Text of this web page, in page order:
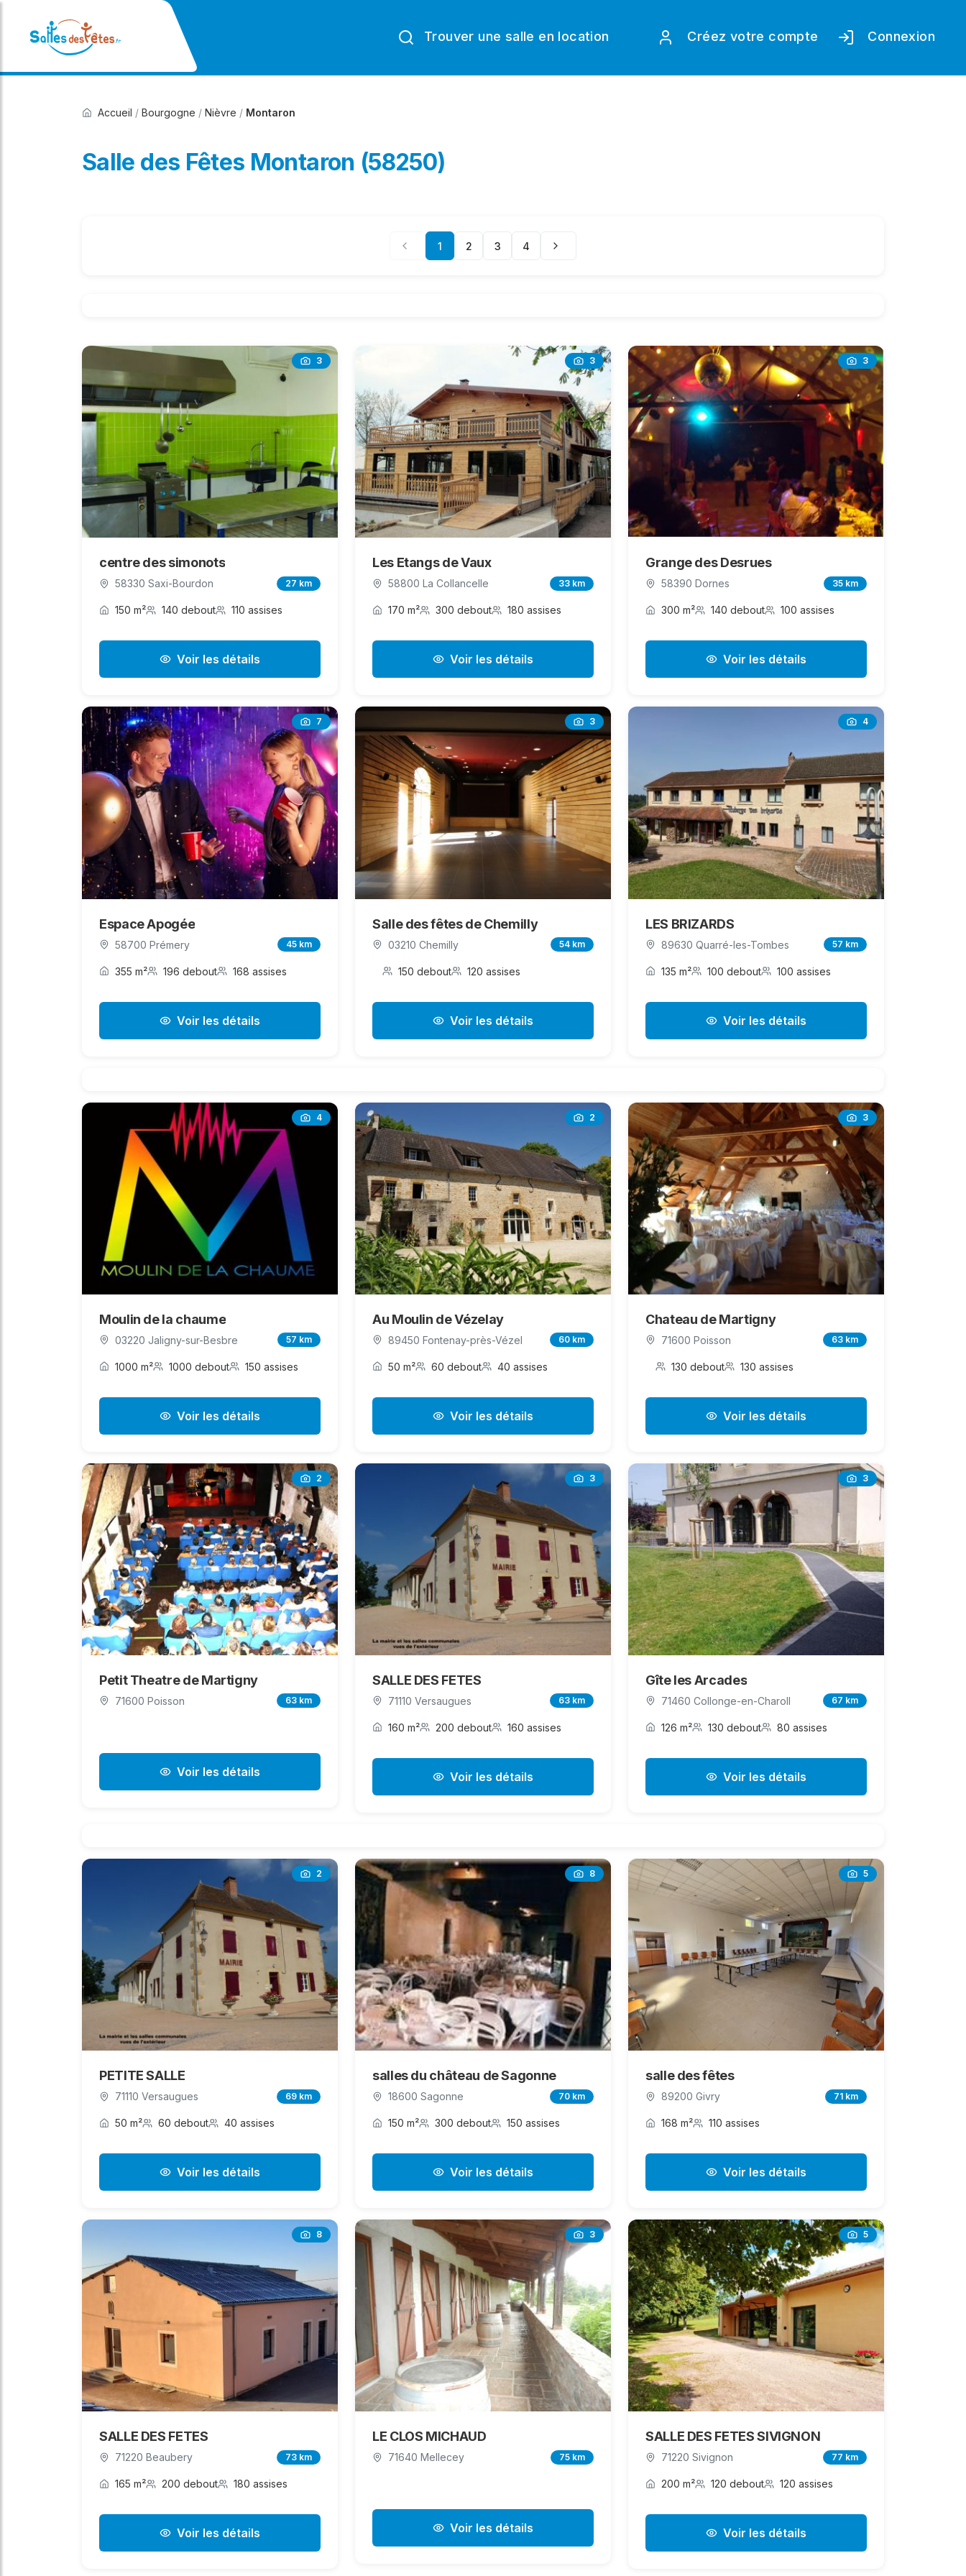
Trouver une salle en location Créez votre compte Connexion
Accueil / Bourgogne / Nièvre / Montaron
Salle des Fêtes Montaron (58250)
1 2 3 4
3
centre des simonots
58330 Saxi-Bourdon 27 km
150 m² 140 debout 110 assises
Voir les détails
3
Les Etangs de Vaux
58800 La Collancelle 33 km
170 m² 300 debout 180 assises
Voir les détails
3
Grange des Desrues
58390 Dornes 35 km
300 m² 140 debout 100 assises
Voir les détails
7
Espace Apogée
58700 Prémery 45 km
355 m² 196 debout 168 assises
Voir les détails
3
Salle des fêtes de Chemilly
03210 Chemilly 54 km
150 debout 120 assises
Voir les détails
4
LES BRIZARDS
89630 Quarré-les-Tombes 57 km
135 m² 100 debout 100 assises
Voir les détails
4
Moulin de la chaume
03220 Jaligny-sur-Besbre 57 km
1000 m² 1000 debout 150 assises
Voir les détails
2
Au Moulin de Vézelay
89450 Fontenay-près-Vézel 60 km
50 m² 60 debout 40 assises
Voir les détails
3
Chateau de Martigny
71600 Poisson 63 km
130 debout 130 assises
Voir les détails
2
Petit Theatre de Martigny
71600 Poisson 63 km
Voir les détails
3
SALLE DES FETES
71110 Versaugues 63 km
160 m² 200 debout 160 assises
Voir les détails
3
Gîte les Arcades
71460 Collonge-en-Charoll 67 km
126 m² 130 debout 80 assises
Voir les détails
2
PETITE SALLE
71110 Versaugues 69 km
50 m² 60 debout 40 assises
Voir les détails
8
salles du château de Sagonne
18600 Sagonne 70 km
150 m² 300 debout 150 assises
Voir les détails
5
salle des fêtes
89200 Givry 71 km
168 m² 110 assises
Voir les détails
8
SALLE DES FETES
71220 Beaubery 73 km
165 m² 200 debout 180 assises
Voir les détails
3
LE CLOS MICHAUD
71640 Mellecey 75 km
Voir les détails
5
SALLE DES FETES SIVIGNON
71220 Sivignon 77 km
200 m² 120 debout 120 assises
Voir les détails